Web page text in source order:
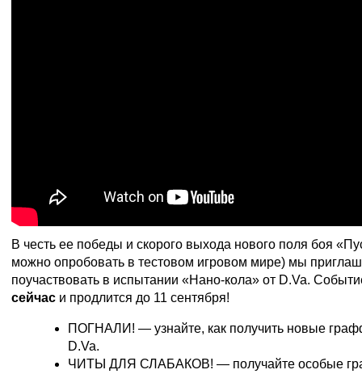
В честь ее победы и скорого выхода нового поля боя
можно опробовать в тестовом игровом мире) мы
поучаствовать в испытании «Нано-кола» от D.Va.
сейчас и продлится до 11 сентября!
ПОГНАЛИ! — узнайте, как получить новые
D.Va.
ЧИТЫ ДЛЯ СЛАБАКОВ! — получайте особые